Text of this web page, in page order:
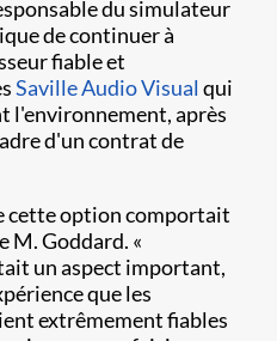
du simulateur
de continuer à
fiable et
Saville Audio Visual qui
l'environnement, après
d'un contrat de
cette option comportait
M. Goddard. «
un aspect important,
que les
extrêmement fiables